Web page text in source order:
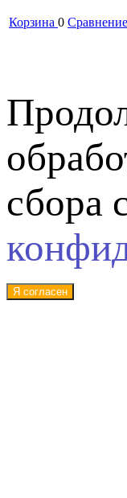
Корзина 0 Сравнение
сбора
Я согласен